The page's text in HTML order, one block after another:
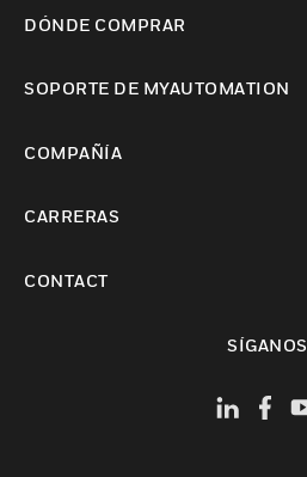
DÓNDE COMPRAR
SOPORTE DE MYAUTOMATION
COMPAÑÍA
CARRERAS
CONTACT
SÍGANOS